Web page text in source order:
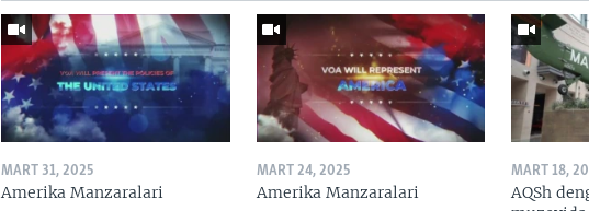
MART 31, 2025
Amerika Manzaralari
MART 24, 2025
Amerika Manzaralari
MART 18,
AQSh